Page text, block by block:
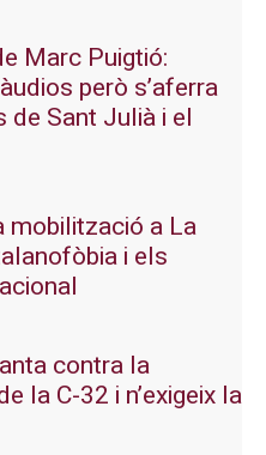
Marc Puigtió:
però s’aferra
Sant Julià i el
mobilització a La
i els
contra la
la C-32 i n’exigeix la